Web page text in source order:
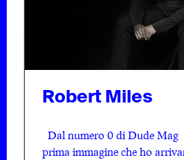
Robert Miles
Dal numero 0 di Dude
prima immagine che ho